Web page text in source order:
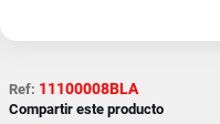
Ref: 11100008BLA
Compartir este producto